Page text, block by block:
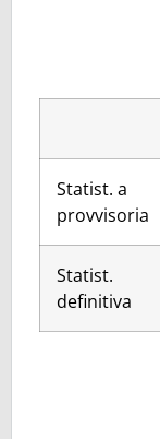
Statist. a
provvisoria
Statist.
definitiva